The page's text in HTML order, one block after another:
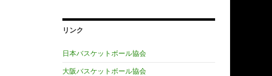
リンク
日本バスケットボール協会
大阪バスケットボール協会